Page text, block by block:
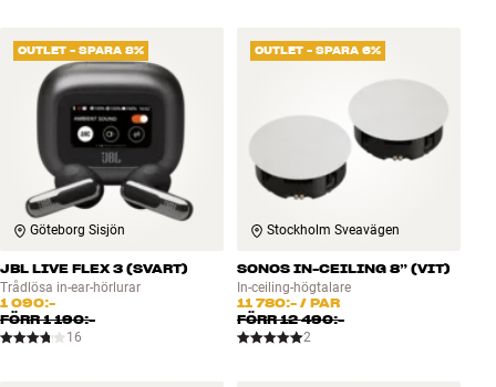
OUTLET - SPARA 8%
Göteborg Sisjön
JBL LIVE FLEX 3 (SVART)
Trådlösa in-ear-hörlurar
1 090:-
FÖRR1 190:-
16
OUTLET - SPARA 6%
Stockholm Sveavägen
SONOS IN-CEILING 8” (VIT)
In-ceiling-högtalare
11 780:- / PAR
FÖRR12 490:-
2